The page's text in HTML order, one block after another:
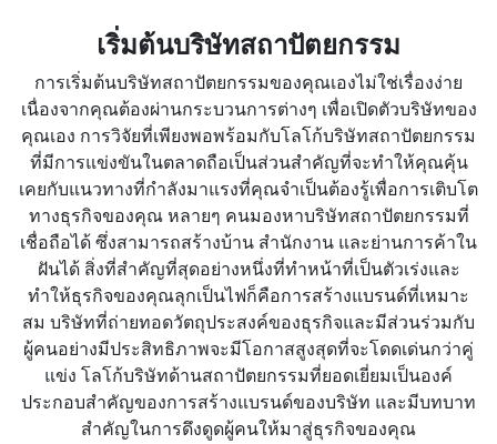
เริ่มต้นบริษัทสถาปัตยกรรม
การเริ่มต้นบริษัทสถาปัตยกรรมของคุณเองไม่ใช่เรื่องง่าย
เนื่องจากคุณต้องผ่านกระบวนการต่างๆ เพื่อเปิดตัวบริษัทของ
คุณเอง การวิจัยที่เพียงพอพร้อมกับโลโก้บริษัทสถาปัตยกรรม
ที่มีการแข่งขันในตลาดถือเป็นส่วนสำคัญที่จะทำให้คุณคุ้น
เคยกับแนวทางที่กำลังมาแรงที่คุณจำเป็นต้องรู้เพื่อการเติบโต
ทางธุรกิจของคุณ หลายๆ คนมองหาบริษัทสถาปัตยกรรมที่
เชื่อถือได้ ซึ่งสามารถสร้างบ้าน สำนักงาน และย่านการค้าใน
ฝันได้ สิ่งที่สำคัญที่สุดอย่างหนึ่งที่ทำหน้าที่เป็นตัวเร่งและ
ทำให้ธุรกิจของคุณลุกเป็นไฟก็คือการสร้างแบรนด์ที่เหมาะ
สม บริษัทที่ถ่ายทอดวัตถุประสงค์ของธุรกิจและมีส่วนร่วมกับ
ผู้คนอย่างมีประสิทธิภาพจะมีโอกาสสูงสุดที่จะโดดเด่นกว่าคู่
แข่ง โลโก้บริษัทด้านสถาปัตยกรรมที่ยอดเยี่ยมเป็นองค์
ประกอบสำคัญของการสร้างแบรนด์ของบริษัท และมีบทบาท
สำคัญในการดึงดูดผู้คนให้มาสู่ธุรกิจของคุณ